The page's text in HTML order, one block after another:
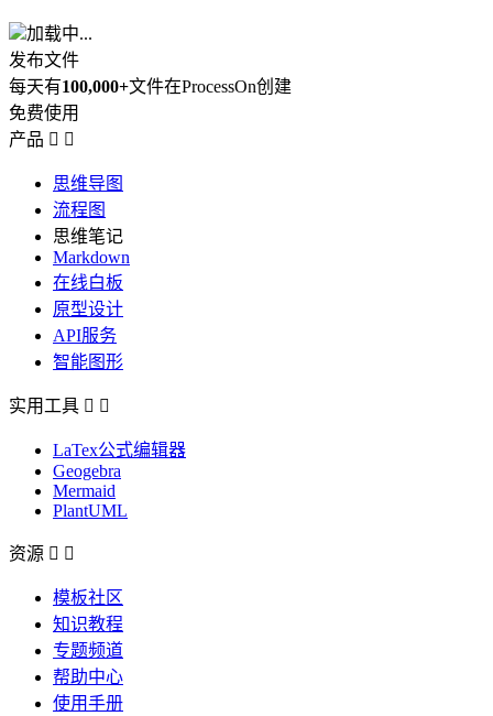
加载中...
发布文件
每天有100,000+文件在ProcessOn创建
免费使用
产品  
思维导图
流程图
思维笔记
Markdown
在线白板
原型设计
API服务
智能图形
实用工具  
LaTex公式编辑器
Geogebra
Mermaid
PlantUML
资源  
模板社区
知识教程
专题频道
帮助中心
使用手册